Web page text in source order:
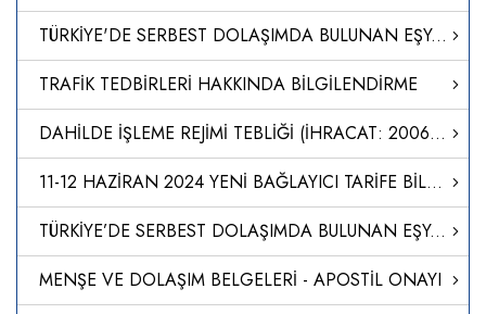
TÜRKİYE'DE SERBEST DOLAŞIMDA BULUNAN EŞYANIN SERBEST BÖLGEDEN TÜRKİYE'YE İTHALİ
TRAFİK TEDBİRLERİ HAKKINDA BİLGİLENDİRME
DAHİLDE İŞLEME REJİMİ TEBLİĞİ (İHRACAT: 2006/12)’NDE DEĞİŞİKLİK YAPILMASINA DAİR TEBLİĞ (İHRACAT: 2024/2)
11-12 HAZİRAN 2024 YENİ BAĞLAYICI TARİFE BİLGİLERİ
TÜRKİYE’DE SERBEST DOLAŞIMDA BULUNAN EŞYANIN SERBEST BÖLGEDEN TÜRKİYE’YE İTHALİ
MENŞE VE DOLAŞIM BELGELERİ - APOSTİL ONAYI